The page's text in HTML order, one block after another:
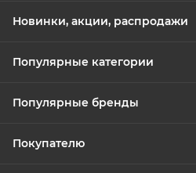
Новинки, акции, распродажи
Популярные категории
Популярные бренды
Покупателю